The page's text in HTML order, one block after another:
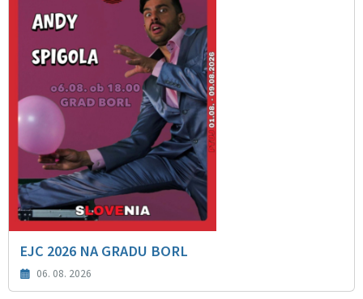
EJC 2026 NA GRADU BORL
06. 08. 2026